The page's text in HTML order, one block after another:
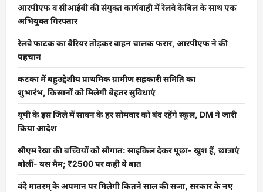
आरपीएफ व सीआईबी की संयुक्त कार्यवाही में रेलवे केबिल के साथ एक
अभियुक्त गिरफ्तार
रेलवे फाटक का बैरियर तोड़कर वाहन चालक फरार, आरपीएफ ने की
पहचान
कटका में बहुउद्देशीय प्राथमिक ग्रामीण सहकारी समिति का
शुभारंभ, किसानों को मिलेगी बेहतर सुविधाएं
यूपी के इस जिले में सावन के हर सोमवार को बंद रहेंगे स्कूल, DM ने जारी
किया आदेश
सीएम रेखा की बच्चियों को सौगात: साइकिल देकर पूछा- खुश हैं, छात्राएं
बोलीं- यस मैम; ₹2500 पर कही ये बात
वंदे मातरम् के अपमान पर मिलेगी कितने साल की सजा, सरकार के नए